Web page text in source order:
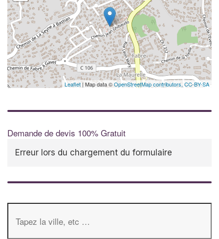
Leaflet| Map data ©OpenStreetMap contributors, CC-BY-SA
Demande de devis 100% Gratuit
Erreur lors du chargement du formulaire